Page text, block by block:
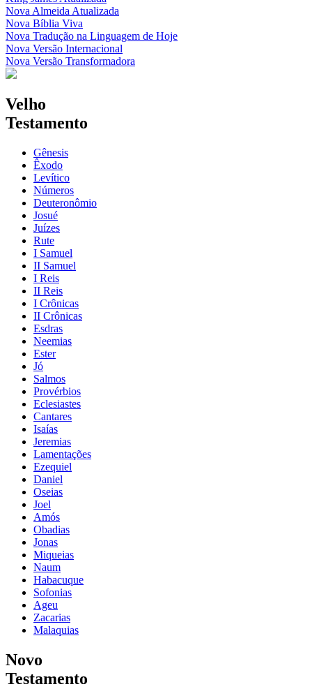
Nova Almeida Atualizada
Nova Bíblia Viva
Nova Tradução na Linguagem de Hoje
Nova Versão Internacional
Nova Versão Transformadora
Velho
Testamento
Gênesis
Êxodo
Levítico
Números
Deuteronômio
Josué
Juízes
Rute
I Samuel
II Samuel
I Reis
II Reis
I Crônicas
II Crônicas
Esdras
Neemias
Ester
Jó
Salmos
Provérbios
Eclesiastes
Cantares
Isaías
Jeremias
Lamentações
Ezequiel
Daniel
Oseias
Joel
Amós
Obadias
Jonas
Miqueias
Naum
Habacuque
Sofonias
Ageu
Zacarias
Malaquias
Novo
Testamento